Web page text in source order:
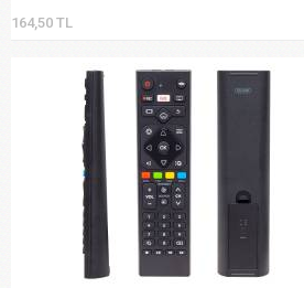
164,50 TL